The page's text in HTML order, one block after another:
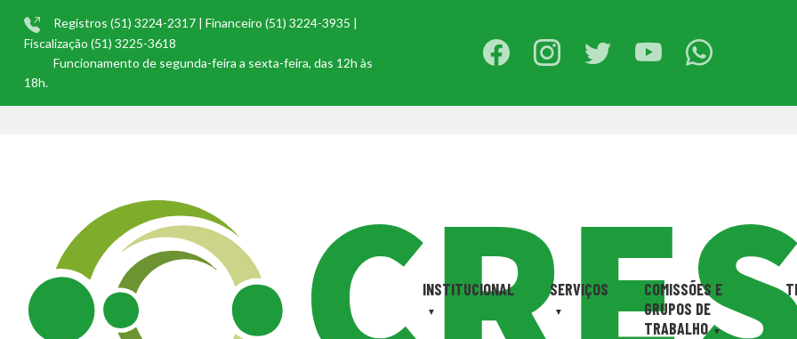
Registros (51) 3224-2317 | Financeiro (51) 3224-3935 |
Fiscalização (51) 3225-3618
Funcionamento de segunda-feira a sexta-feira, das 12h às
18h.
INSTITUCIONAL SERVIÇOS
COMISSÕES E
GRUPOS DE
TRABALHO